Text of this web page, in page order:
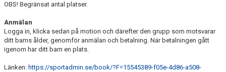
OBS! Begränsat antal platser.
Anmälan
Logga in, klicka sedan på motion och därefter den grupp som motsvarar
ditt barns ålder, genomför anmälan och betalning. När betalningen gått
igenom har ditt barn en plats.
Länken: https://sportadmin.se/book/?F=15545389-f05e-4d86-a508-